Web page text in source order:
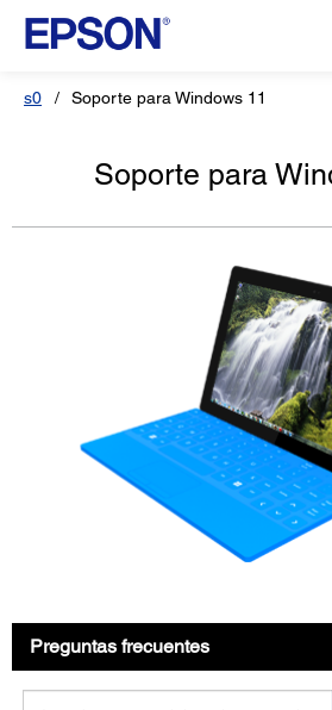
s0 Soporte para Windows 11
Soporte para
Preguntas frecuentes